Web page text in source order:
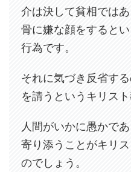
介は決して貧相では
骨に嫌な顔をすると
行為です。
それに気づき反省す
を請うというキリス
人間がいかに愚かで
寄り添うことがキリ
のでしょう。